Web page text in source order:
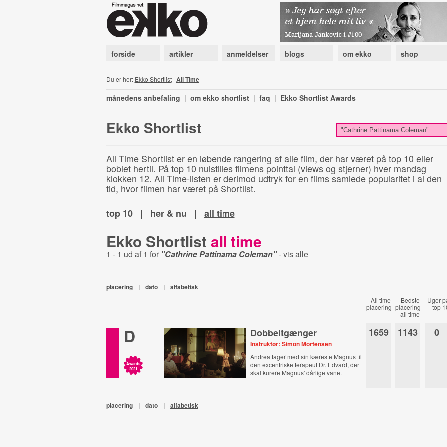
forside artikler anmeldelser blogs om ekko shop
Du er her: Ekko Shortlist| All Time
månedens anbefaling | om ekko shortlist | faq | Ekko Shortlist Awards
Ekko Shortlist
All Time Shortlist er en løbende rangering af alle film, der har været på top 10 eller
boblet hertil. På top 10 nulstilles filmens pointtal (views og stjerner) hver mandag
klokken 12. All Time-listen er derimod udtryk for en films samlede popularitet i al den
tid, hvor filmen har været på Shortlist.
top 10
| her & nu | all time
Ekko Shortlist all time
1 - 1 ud af 1 for "Cathrine Pattinama Coleman"-vis alle
placering | dato | alfabetisk
All time
placering
Bedste
placering
all time
Uger
top
D
Awards
2021
Dobbeltgænger
Instruktør: Simon Mortensen
Andrea tager med sin kæreste Magnus til
den excentriske terapeut Dr. Edvard, der
skal kurere Magnus' dårlige vane.
1659 1143 0
placering | dato | alfabetisk